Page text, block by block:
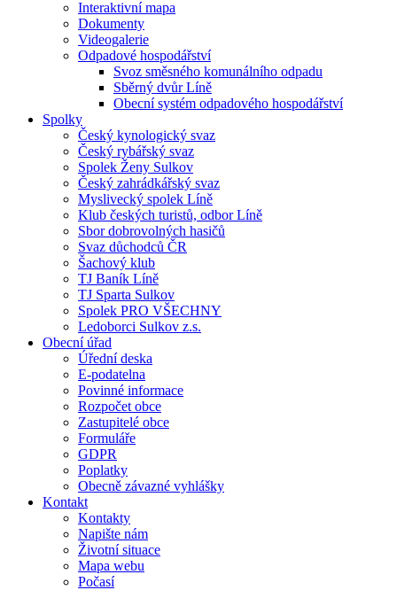
Interaktivní mapa
Dokumenty
Videogalerie
Odpadové hospodářství
Svoz směsného komunálního odpadu
Sběrný dvůr Líně
Obecní systém odpadového hospodářství
Spolky
Český kynologický svaz
Český rybářský svaz
Spolek Ženy Sulkov
Český zahrádkářský svaz
Myslivecký spolek Líně
Klub českých turistů, odbor Líně
Sbor dobrovolných hasičů
Svaz důchodců ČR
Šachový klub
TJ Baník Líně
TJ Sparta Sulkov
Spolek PRO VŠECHNY
Ledoborci Sulkov z.s.
Obecní úřad
Úřední deska
E-podatelna
Povinné informace
Rozpočet obce
Zastupitelé obce
Formuláře
GDPR
Poplatky
Obecně závazné vyhlášky
Kontakt
Kontakty
Napište nám
Životní situace
Mapa webu
Počasí